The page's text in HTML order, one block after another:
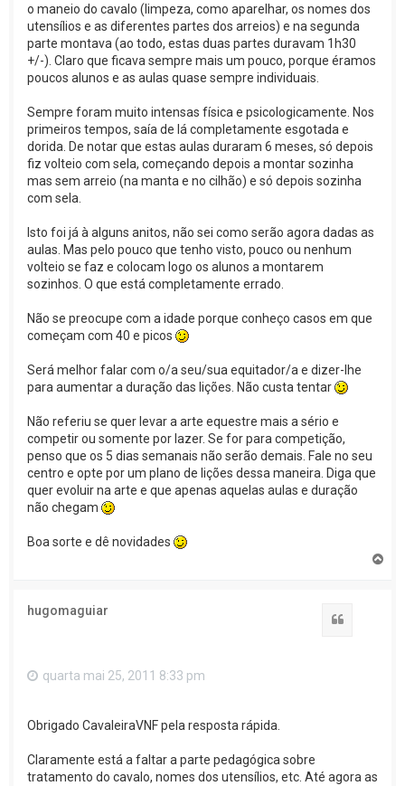
o maneio do cavalo (limpeza, como aparelhar, os nomes dos
utensílios e as diferentes partes dos arreios) e na segunda
parte montava (ao todo, estas duas partes duravam 1h30
+/-). Claro que ficava sempre mais um pouco, porque éramos
poucos alunos e as aulas quase sempre individuais.
Sempre foram muito intensas física e psicologicamente. Nos
primeiros tempos, saía de lá completamente esgotada e
dorida. De notar que estas aulas duraram 6 meses, só depois
fiz volteio com sela, começando depois a montar sozinha
mas sem arreio (na manta e no cilhão) e só depois sozinha
com sela.
Isto foi já à alguns anitos, não sei como serão agora dadas as
aulas. Mas pelo pouco que tenho visto, pouco ou nenhum
volteio se faz e colocam logo os alunos a montarem
sozinhos. O que está completamente errado.
Não se preocupe com a idade porque conheço casos em que
começam com 40 e picos
Será melhor falar com o/a seu/sua equitador/a e dizer-lhe
para aumentar a duração das lições. Não custa tentar
Não referiu se quer levar a arte equestre mais a sério e
competir ou somente por lazer. Se for para competição,
penso que os 5 dias semanais não serão demais. Fale no seu
centro e opte por um plano de lições dessa maneira. Diga que
quer evoluir na arte e que apenas aquelas aulas e duração
não chegam
Boa sorte e dê novidades
hugomaguiar
quarta mai 25, 2011 8:33 pm
Obrigado CavaleiraVNF pela resposta rápida.
Claramente está a faltar a parte pedagógica sobre
tratamento do cavalo, nomes dos utensílios, etc. Até agora as